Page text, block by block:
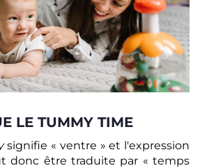
LE TUMMY TIME
signifie « ventre » et l'expression
donc être traduite par « temps